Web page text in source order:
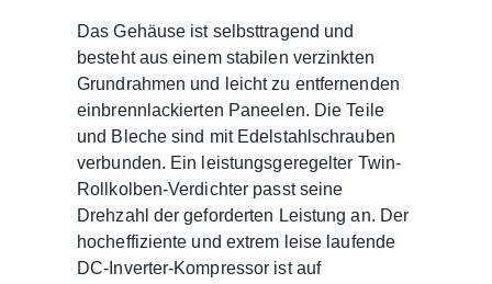
Das Gehäuse ist selbsttragend und
besteht aus einem stabilen verzinkten
Grundrahmen und leicht zu entfernenden
einbrennlackierten Paneelen. Die Teile
und Bleche sind mit Edelstahlschrauben
verbunden. Ein leistungsgeregelter Twin-
Rollkolben-Verdichter passt seine
Drehzahl der geforderten Leistung an. Der
hocheffiziente und extrem leise laufende
DC-Inverter-Kompressor ist auf